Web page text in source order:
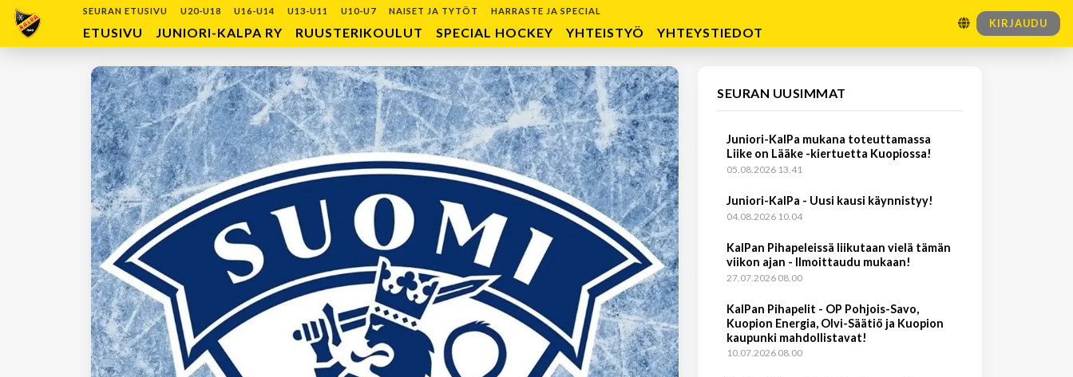
SEURAN ETUSIVU U20-U18 U16-U14 U13-U11 U10-U7 NAISET JA TYTÖT HARRASTE JA SPECIAL
ETUSIVU JUNIORI-KALPA RY RUUSTERIKOULUT SPECIAL HOCKEY YHTEISTYÖ YHTEYSTIEDOT
KIRJAUDU
SEURAN UUSIMMAT
Juniori-KalPa mukana toteuttamassa
Liike on Lääke -kiertuetta Kuopiossa!
05.08.2026 13.41
Juniori-KalPa - Uusi kausi käynnistyy!
04.08.2026 10.04
KalPan Pihapeleissä liikutaan vielä tämän
viikon ajan - Ilmoittaudu mukaan!
27.07.2026 08.00
KalPan Pihapelit - OP Pohjois-Savo,
Kuopion Energia, Olvi-Säätiö ja Kuopion
kaupunki mahdollistavat!
10.07.2026 08.00